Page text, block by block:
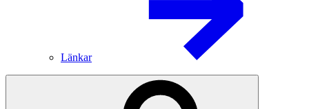
Länkar